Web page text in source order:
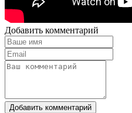
Добавить комментарий
Добавить комментарий